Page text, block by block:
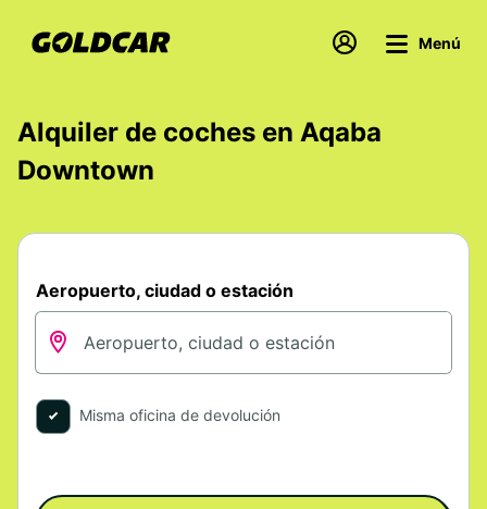
Menú
Alquiler de coches en Aqaba
Downtown
Aeropuerto, ciudad o estación
Misma oficina de devolución